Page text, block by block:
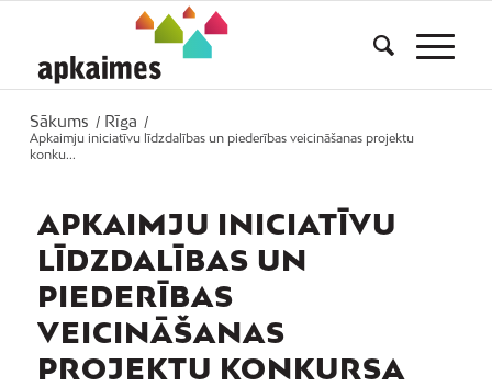
Sākums / Rīga
/
Apkaimju iniciatīvu līdzdalības un piederības veicināšanas projektu
konku...
APKAIMJU INICIATĪVU
LĪDZDALĪBAS UN
PIEDERĪBAS
VEICINĀŠANAS
PROJEKTU KONKURSA